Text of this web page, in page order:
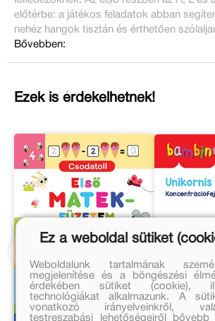
előtérbe: a játékos feladatok abban
nehéz hangok tisztán és érthetően
Bővebben:
Ezek is érdekelhetnek!
Ez a weboldal sütiket
Weboldalunk tartalmának
megjelenítése és a böngészési
érdekében sütiket (cookie),
technológiákat alkalmazunk. A
vonatkozó irányelveinkről,
testreszabási lehetőségeiről bővebb